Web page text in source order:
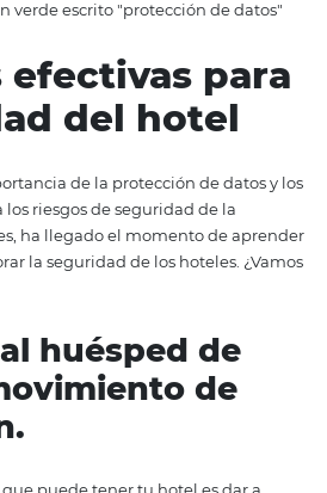
privados, con el fin de brindar
ley establece que las
datos que necesitan para brindar
titular, lo que genera total
ejercer autoridad sobre la
es posible ver que la Ley
la industria hotelera induce
de gestión y tratamiento de